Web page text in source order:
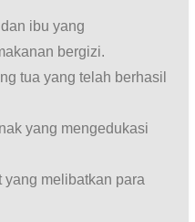
ibu yang
bergizi.
tua yang telah berhasil
yang mengedukasi
yang melibatkan para